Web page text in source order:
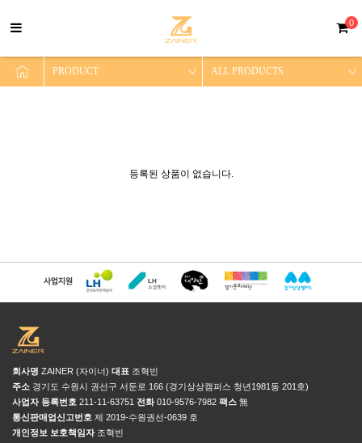
0
등록된 상품이 없습니다.
회사명 ZAINER (자이너) 대표 조혁빈
주소 경기도 수원시 권선구 서둔로 166 (경기상상캠퍼스 청년1981동 201호)
사업자 등록번호 211-11-63751 전화010-9576-7982 팩스 無
통신판매업신고번호 제 2019-수원권선-0639 호
개인정보 보호책임자조혁빈